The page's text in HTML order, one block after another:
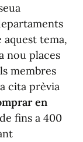
tema,
nou places
membres
cita prèvia
en
fins a 400